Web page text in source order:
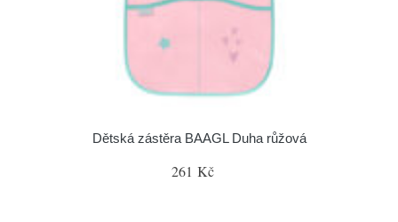
Dětská zástěra BAAGL Duha růžová
261 Kč